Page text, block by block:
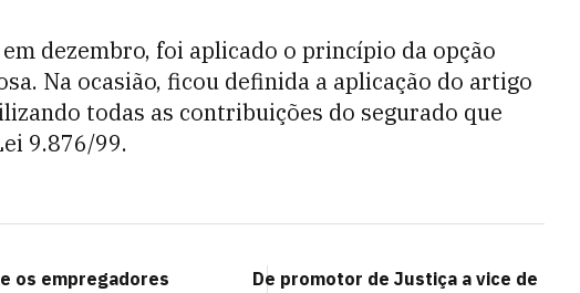
dezembro, foi aplicado o princípio da opção
Na ocasião, ficou definida a aplicação do artigo
todas as contribuições do segurado que
9.876/99.
os empregadores
De promotor de Justiça a vice de